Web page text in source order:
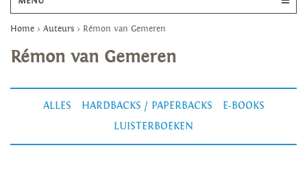
Home > Auteurs > Rémon van Gemeren
Rémon van Gemeren
ALLES HARDBACKS / PAPERBACKS
E-BOOKS
LUISTERBOEKEN